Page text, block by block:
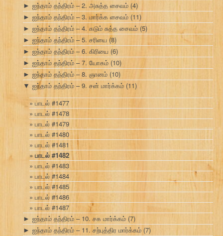
► ஐந்தாம் தந்திரம் – 2. அசுத்த சைவம் (4)
► ஐந்தாம் தந்திரம் – 3. மார்க்க சைவம் (11)
► ஐந்தாம் தந்திரம் – 4. கடும் சுத்த சைவம் (5)
► ஐந்தாம் தந்திரம் – 5. சரியை (8)
► ஐந்தாம் தந்திரம் – 6. கிரியை (6)
► ஐந்தாம் தந்திரம் – 7. யோகம் (10)
► ஐந்தாம் தந்திரம் – 8. ஞானம் (10)
▼ ஐந்தாம் தந்திரம் – 9. சன் மார்க்கம் (11)
பாடல் #1477
பாடல் #1478
பாடல் #1479
பாடல் #1480
பாடல் #1481
பாடல் #1482
பாடல் #1483
பாடல் #1484
பாடல் #1485
பாடல் #1486
பாடல் #1487
► ஐந்தாம் தந்திரம் – 10. சக மார்க்கம் (7)
► ஐந்தாம் தந்திரம் – 11. சற்புத்திர மார்க்கம் (7)